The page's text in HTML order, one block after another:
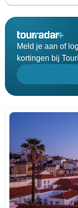
Meld je aan of
kortingen bij